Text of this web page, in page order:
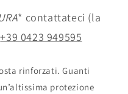
* contattateci (la
+39 0423 949595
rinforzati. Guanti
protezione